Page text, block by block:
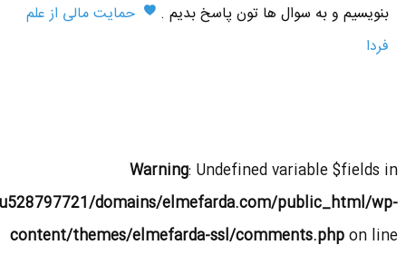
بنویسیم و به سوال ها تون پاسخ بدیم .
حمایت مالی از علم
فردا
Warning: Undefined variable $fields in
domains/elmefarda.com/public_html/wp-
content/themes/elmefarda-ssl/comments.phpon line